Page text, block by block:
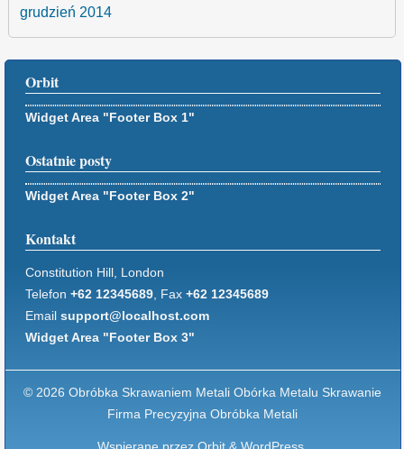
grudzień 2014
Orbit
Widget Area "Footer Box 1"
Ostatnie posty
Widget Area "Footer Box 2"
Kontakt
Constitution Hill, London
Telefon +62 12345689, Fax +62 12345689
Email support@localhost.com
Widget Area "Footer Box 3"
© 2026 Obróbka Skrawaniem Metali Obórka Metalu Skrawanie
Firma Precyzyjna Obróbka Metali